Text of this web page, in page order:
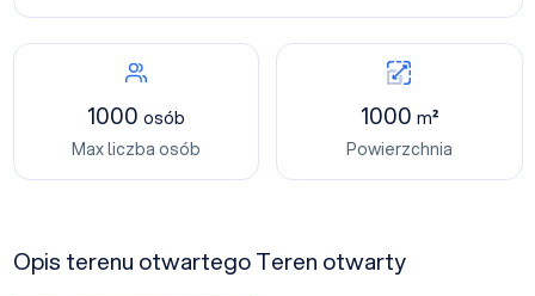
1000 osób
Max liczba osób
1000 m²
Powierzchnia
Opis terenu otwartego Teren otwarty